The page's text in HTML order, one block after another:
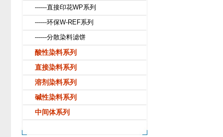
------直接印花WP系列
------环保W-REF系列
------分散染料滤饼
酸性染料系列
直接染料系列
溶剂染料系列
碱性染料系列
中间体系列